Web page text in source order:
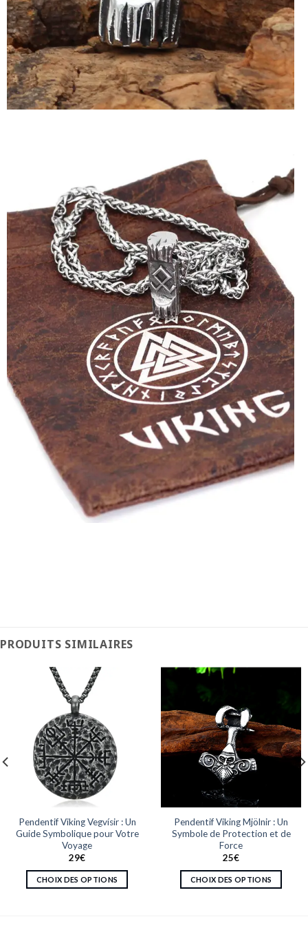
PRODUITS SIMILAIRES
Pendentif Viking Vegvísir : Un
Guide Symbolique pour Votre
Voyage
29€
CHOIX DES OPTIONS
Pendentif Viking Mjölnir : Un
Symbole de Protection et de
Force
25€
CHOIX DES OPTIONS